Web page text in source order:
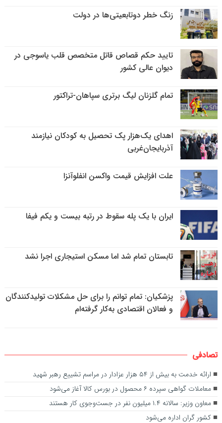
زنگ خطر دوتابعیتی‌ها در دولت
تایید حکم قصاص قاتل متخصص قلب یاسوجی در
دیوان عالی کشور
تمام گلزنان لیگ‌ برتری سپاهان-تراکتور
اهدای یک‌هزار پک تحصیل به کودکان نیازمند
آذربایجان‌غربی
علت افزایش قیمت واکسن انفلوآنزا
ایران با یک پله سقوط در رتبه بیست و یکم فیفا
تابستان تمام شد اما مسکن استیجاری اجرا نشد
پزشکیان: تمام توانم را برای حل مشکلات تولیدکنندگان
و فعالان اقتصادی به‌کار گرفته‌ام
تصادفی
ارائه خدمت به بیش از ۵۴ هزار عزادار در مراسم تشییع رهبر شهید
معاملات گواهی سپرده ۶ محصول در بورس کالا آغاز می‌شود
معاون وزیر: سالانه ۱.۴ میلیون نفر در جست‌وجوی کار هستند
کشور گران اداره می‌شود